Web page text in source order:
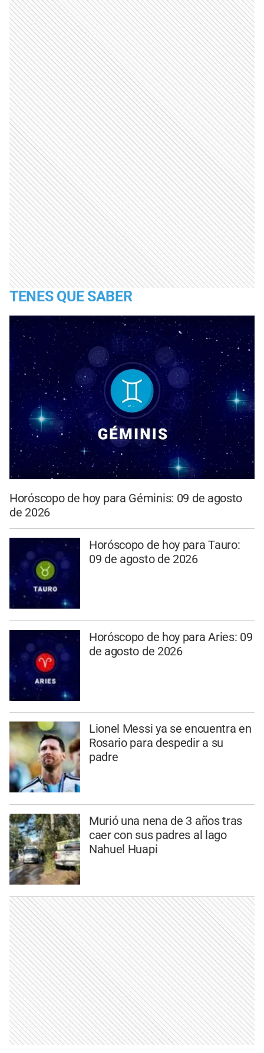
TENES QUE SABER
Horóscopo de hoy para Géminis: 09 de agosto
de 2026
Horóscopo de hoy para Tauro:
09 de agosto de 2026
Horóscopo de hoy para Aries: 09
de agosto de 2026
Lionel Messi ya se encuentra en
Rosario para despedir a su
padre
Murió una nena de 3 años tras
caer con sus padres al lago
Nahuel Huapi